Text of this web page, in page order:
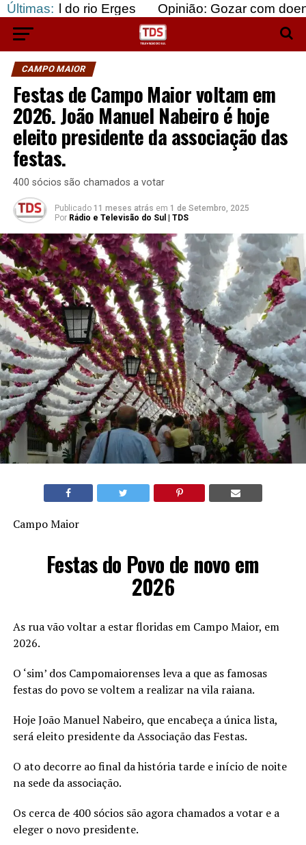
Últimas:
rio Erges Opinião: Gozar com doentes e
CAMPO MAIOR
Festas de Campo Maior voltam em
2026. João Manuel Nabeiro é hoje
eleito presidente da associação das
festas.
400 sócios são chamados a votar
Publicado 11 meses atrás em 1 de Setembro, 2025
Por Rádio e Televisão do Sul | TDS
Campo Maior
Festas do Povo de novo em
2026
As rua vão voltar a estar floridas em Campo Maior, em
2026.
O ‘sim’ dos Campomaiorenses leva a que as famosas
festas do povo se voltem a realizar na vila raiana.
Hoje João Manuel Nabeiro, que encabeça a única lista,
será eleito presidente da Associação das Festas.
O ato decorre ao final da história tarde e início de noite
na sede da associação.
Os cerca de 400 sócios são agora chamados a votar e a
eleger o novo presidente.